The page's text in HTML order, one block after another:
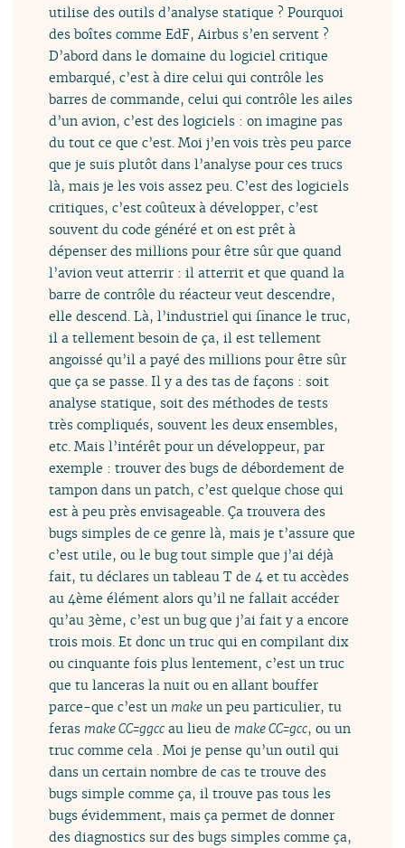
utilise des outils d’analyse statique ? Pourquoi
des boîtes comme EdF, Airbus s’en servent ?
D’abord dans le domaine du logiciel critique
embarqué, c’est à dire celui qui contrôle les
barres de commande, celui qui contrôle les ailes
d’un avion, c’est des logiciels : on imagine pas
du tout ce que c’est. Moi j’en vois très peu parce
que je suis plutôt dans l’analyse pour ces trucs
là, mais je les vois assez peu. C’est des logiciels
critiques, c’est coûteux à développer, c’est
souvent du code généré et on est prêt à
dépenser des millions pour être sûr que quand
l’avion veut atterrir : il atterrit et que quand la
barre de contrôle du réacteur veut descendre,
elle descend. Là, l’industriel qui finance le truc,
il a tellement besoin de ça, il est tellement
angoissé qu’il a payé des millions pour être sûr
que ça se passe. Il y a des tas de façons : soit
analyse statique, soit des méthodes de tests
très compliqués, souvent les deux ensembles,
etc. Mais l’intérêt pour un développeur, par
exemple : trouver des bugs de débordement de
tampon dans un patch, c’est quelque chose qui
est à peu près envisageable. Ça trouvera des
bugs simples de ce genre là, mais je t’assure que
c’est utile, ou le bug tout simple que j’ai déjà
fait, tu déclares un tableau T de 4 et tu accèdes
au 4ème élément alors qu’il ne fallait accéder
qu’au 3ème, c’est un bug que j’ai fait y a encore
trois mois. Et donc un truc qui en compilant dix
ou cinquante fois plus lentement, c’est un truc
que tu lanceras la nuit ou en allant bouffer
parce-que c’est un make un peu particulier, tu
feras make CC=ggcc au lieu de make CC=gcc, ou un
truc comme cela . Moi je pense qu’un outil qui
dans un certain nombre de cas te trouve des
bugs simple comme ça, il trouve pas tous les
bugs évidemment, mais ça permet de donner
des diagnostics sur des bugs simples comme ça,